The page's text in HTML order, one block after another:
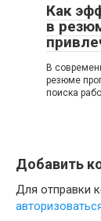
Как
в
В
резюме
поиска
Добавить
Для отправки